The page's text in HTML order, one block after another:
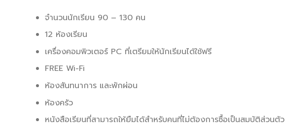
จำนวนนักเรียน 90 – 130 คน
12 ห้องเรียน
เครื่องคอมพิวเตอร์ PC ที่เตรียมให้นักเรียนได้ใช้ฟรี
FREE Wi-Fi
ห้องสันทนาการ และพักผ่อน
ห้องครัว
หนังสือเรียนที่สามารถให้ยืมได้สำหรับคนที่ไม่ต้องการซื้อเป็นสมบัติส่วนตัว